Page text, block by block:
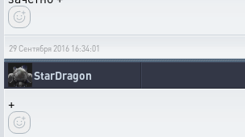
29 Сентября 2016 16:34:01
StarDragon
+